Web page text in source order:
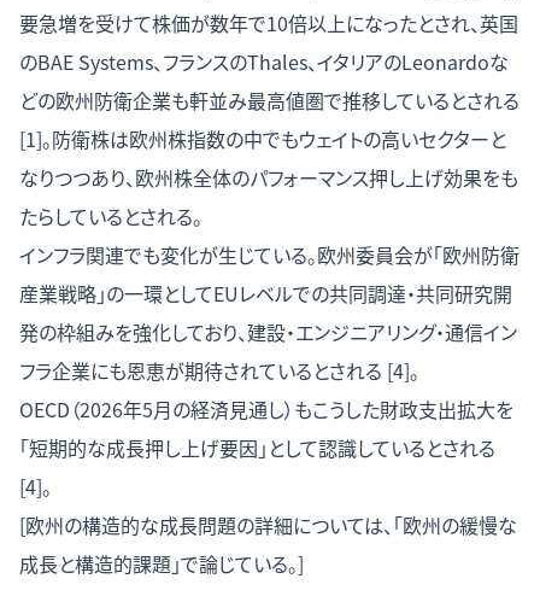
要急増を受けて株価が数年で10倍以上になったとされ、英国
のBAE Systems、フランスのThales、イタリアのLeonardoな
どの欧州防衛企業も軒並み最高値圏で推移しているとされる
[1]。防衛株は欧州株指数の中でもウェイトの高いセクターと
なりつつあり、欧州株全体のパフォーマンス押し上げ効果をも
たらしているとされる。
インフラ関連でも変化が生じている。欧州委員会が「欧州防衛
産業戦略」の一環としてEUレベルでの共同調達・共同研究開
発の枠組みを強化しており、建設・エンジニアリング・通信イン
フラ企業にも恩恵が期待されているとされる [4]。
OECD（2026年5月の経済見通し）もこうした財政支出拡大を
「短期的な成長押し上げ要因」として認識しているとされる
[4]。
[欧州の構造的な成長問題の詳細については、「欧州の緩慢な
成長と構造的課題」で論じている。]